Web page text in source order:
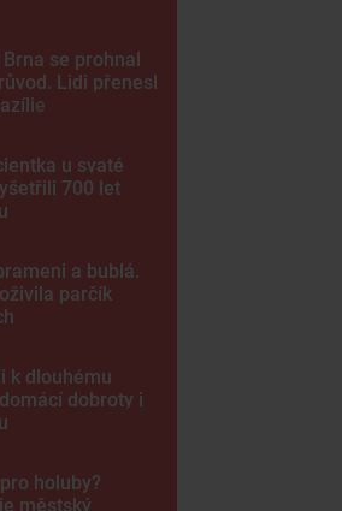
Brna se prohnal
Lidi přenesl
u svaté
700 let
a bublá.
parčík
k dlouhému
dobroty i
holuby?
městský